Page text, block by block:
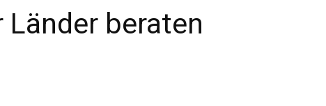
beraten